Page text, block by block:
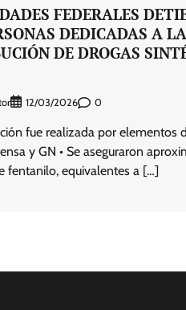
FEDERALES
DEDICADAS A LA
DE DROGAS
12/03/2026 0
fue realizada por elementos
y GN • Se aseguraron
fentanilo, equivalentes a […]